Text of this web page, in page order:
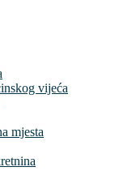
vijeća
mjesta